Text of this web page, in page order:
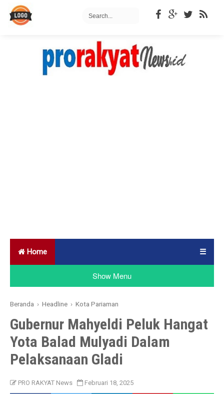
Home ☰
Show Menu
Beranda ›Headline ›Kota Pariaman
Gubernur Mahyeldi Peluk Hangat
Yota Balad Mulyadi Dalam
Pelaksanaan Gladi
PRO RAKYAT News Februari 18, 2025